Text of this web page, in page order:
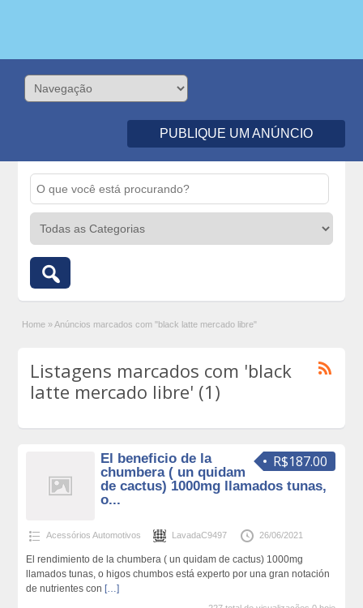
PUBLIQUE UM ANÚNCIO
Home » Anúncios marcados com "black latte mercado libre"
Listagens marcados com 'black
latte mercado libre' (1)
R$187.00
El beneficio de la
chumbera ( un quidam
de cactus) 1000mg llamados tunas,
o...
Acessórios Automotivos LavadaC9497 26/06/2021
El rendimiento de la chumbera ( un quidam de cactus) 1000mg
llamados tunas, o higos chumbos está experto por una gran notación
de nutrientes con […]